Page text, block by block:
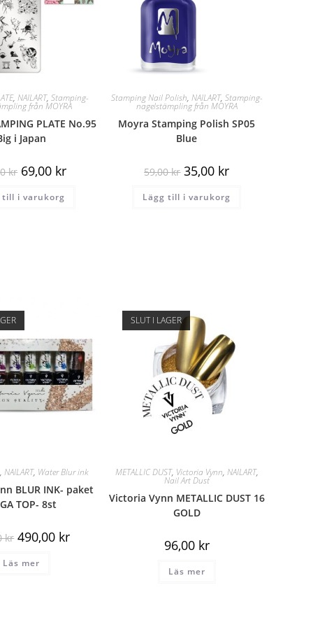
, NAILART, Stamping-
från MOYRA
PLATE No.95
i Japan
kr 69,00 kr
till i varukorg
Stamping Nail Polish, NAILART, Stamping-
nagelstämpling från MOYRA
Moyra Stamping Polish SP05
Blue
59,00kr 35,00 kr
Lägg till i varukorg
,NAILART, Water Blur ink
BLUR INK- paket
TOP- 8st
kr 490,00 kr
Läs mer
SLUT I LAGER
METALLIC DUST, Victoria Vynn, NAILART,
Nail Art Dust
Victoria Vynn METALLIC DUST 16
GOLD
96,00 kr
Läs mer